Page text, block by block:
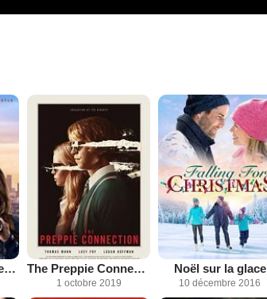
Take Two : Enquêtes en duo The Preppie Connection
1 octobre 2019
Noël sur la glace
10 décembre 2016